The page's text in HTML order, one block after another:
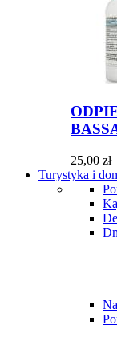
25,00 zł
Turystyka i